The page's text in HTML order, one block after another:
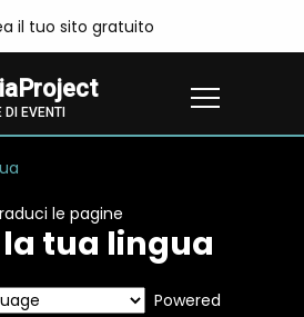
il tuo sito gratuito
EVENTI
le pagine
tua lingua
Powered